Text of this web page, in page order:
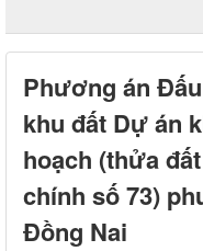
Phương án
khu đất Dự án
hoạch (thửa
chính số 73)
Đồng Nai